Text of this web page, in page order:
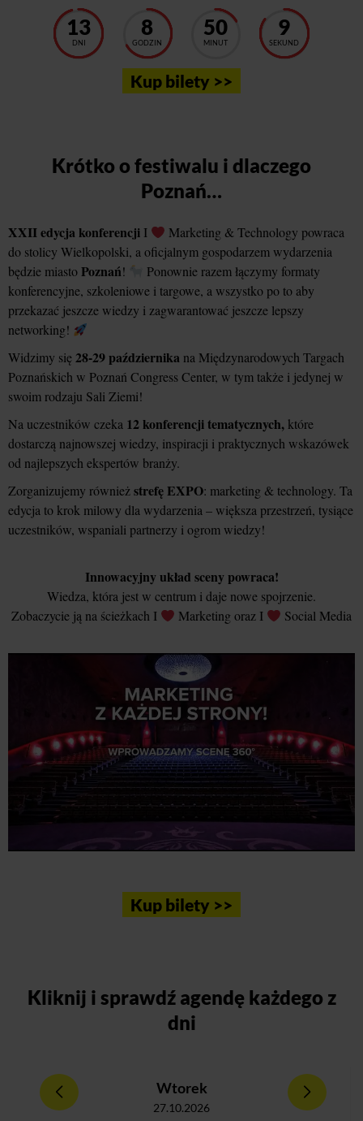
13
DNI
8
GODZIN
50
MINUT
6
SEKUND
Kup bilety >>
Krótko o festiwalu i dlaczego
Poznań…
XXII edycja konferencji I
Marketing & Technology powraca
do stolicy Wielkopolski, a oficjalnym gospodarzem wydarzenia
będzie miasto Poznań!
Ponownie razem łączymy formaty
konferencyjne, szkoleniowe i targowe, a wszystko po to aby
przekazać jeszcze wiedzy i zagwarantować jeszcze lepszy
networking!
Widzimy się28-29 października na Międzynarodowych Targach
Poznańskich w Poznań Congress Center, w tym także i jedynej w
swoim rodzaju Sali Ziemi!
Na uczestników czeka 12 konferencji tematycznych, które
dostarczą najnowszej wiedzy, inspiracji i praktycznych wskazówek
od najlepszych ekspertów branży.
Zorganizujemy równieżstrefę EXPO: marketing & technology. Ta
edycja to krok milowy dla wydarzenia – większa przestrzeń, tysiące
uczestników, wspaniali partnerzy i ogrom wiedzy!
Innowacyjny układ sceny powraca!
Wiedza, która jest w centrum i daje nowe spojrzenie.
Zobaczycie ją na ścieżkach I
Marketing oraz I Social Media
Kup bilety >>
Kliknij i sprawdź agendę każdego z
dni
Wtorek
27.10.2026